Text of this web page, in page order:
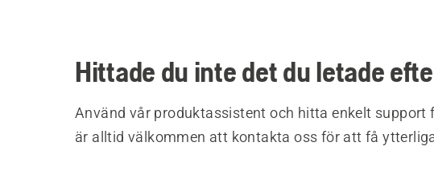
Hittade du inte det du letade
Använd vår produktassistent och hitta enkelt support
är alltid välkommen att kontakta oss för att få